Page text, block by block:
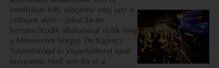
mezítlábas folk, világzene meg jazz a
csillagok alatt – július 24-én
harmincötödik alkalommal nyílik meg
a Művészetek Völgye. De Kapolcs,
Taliándörögd és Vigántpetend igazi
programja most sem fér el a